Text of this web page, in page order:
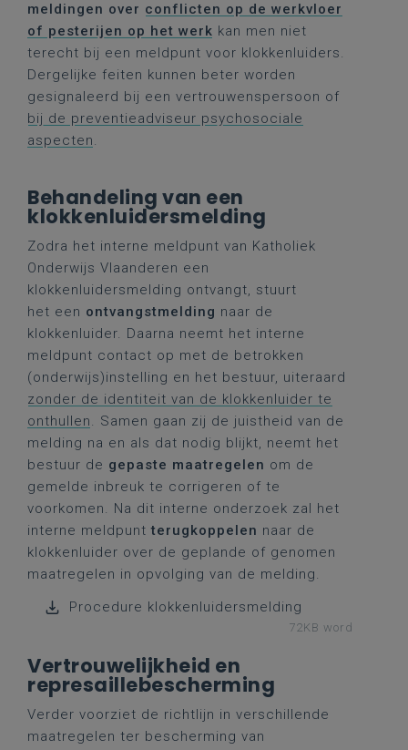
meldingen over conflicten op de werkvloer
of pesterijen op het werk kan men niet
terecht bij een meldpunt voor klokkenluiders.
Dergelijke feiten kunnen beter worden
gesignaleerd bij een vertrouwenspersoon of
bij de preventieadviseur psychosociale
aspecten.
Behandeling van een
klokkenluidersmelding
Zodra het interne meldpunt van Katholiek
Onderwijs Vlaanderen een
klokkenluidersmelding ontvangt, stuurt
het een ontvangstmelding naar de
klokkenluider. Daarna neemt het interne
meldpunt contact op met de betrokken
(onderwijs)instelling en het bestuur, uiteraard
zonder de identiteit van de klokkenluider te
onthullen. Samen gaan zij de juistheid van de
melding na en als dat nodig blijkt, neemt het
bestuur de gepaste maatregelen om de
gemelde inbreuk te corrigeren of te
voorkomen. Na dit interne onderzoek zal het
interne meldpuntterugkoppelen naar de
klokkenluider over de geplande of genomen
maatregelen in opvolging van de melding.
Procedure klokkenluidersmelding
72KB word
Vertrouwelijkheid en
represaillebescherming
Verder voorziet de richtlijn in verschillende
maatregelen ter bescherming van